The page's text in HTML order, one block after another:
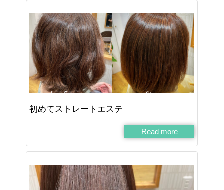
初めてストレートエステ
Read more